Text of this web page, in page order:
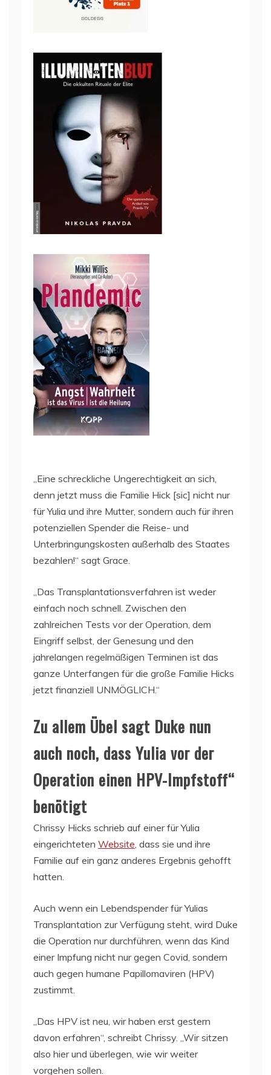
„Eine schreckliche Ungerechtigkeit an sich,
denn jetzt muss die Familie Hick [sic] nicht nur
für Yulia und ihre Mutter, sondern auch für ihren
potenziellen Spender die Reise- und
Unterbringungskosten außerhalb des Staates
bezahlen!“ sagt Grace.
„Das Transplantationsverfahren ist weder
einfach noch schnell. Zwischen den
zahlreichen Tests vor der Operation, dem
Eingriff selbst, der Genesung und den
jahrelangen regelmäßigen Terminen ist das
ganze Unterfangen für die große Familie Hicks
jetzt finanziell UNMÖGLICH.“
Zu allem Übel sagt Duke nun
auch noch, dass Yulia vor der
Operation einen HPV-Impfstoff“
benötigt
Chrissy Hicks schrieb auf einer für Yulia
eingerichteten Website , dass sie und ihre
Familie auf ein ganz anderes Ergebnis gehofft
hatten.
Auch wenn ein Lebendspender für Yulias
Transplantation zur Verfügung steht, wird Duke
die Operation nur durchführen, wenn das Kind
einer Impfung nicht nur gegen Covid, sondern
auch gegen humane Papillomaviren (HPV)
zustimmt.
„Das HPV ist neu, wir haben erst gestern
davon erfahren“, schreibt Chrissy. „Wir sitzen
also hier und überlegen, wie wir weiter
vorgehen sollen.